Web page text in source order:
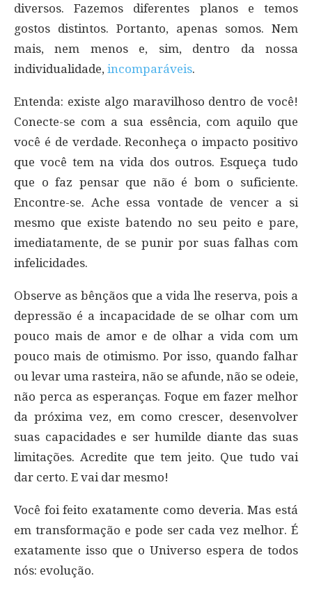
diversos. Fazemos diferentes planos e temos
gostos distintos. Portanto, apenas somos. Nem
mais, nem menos e, sim, dentro da nossa
individualidade, incomparáveis.
Entenda: existe algo maravilhoso dentro de você!
Conecte-se com a sua essência, com aquilo que
você é de verdade. Reconheça o impacto positivo
que você tem na vida dos outros. Esqueça tudo
que o faz pensar que não é bom o suficiente.
Encontre-se. Ache essa vontade de vencer a si
mesmo que existe batendo no seu peito e pare,
imediatamente, de se punir por suas falhas com
infelicidades.
Observe as bênçãos que a vida lhe reserva, pois a
depressão é a incapacidade de se olhar com um
pouco mais de amor e de olhar a vida com um
pouco mais de otimismo. Por isso, quando falhar
ou levar uma rasteira, não se afunde, não se odeie,
não perca as esperanças. Foque em fazer melhor
da próxima vez, em como crescer, desenvolver
suas capacidades e ser humilde diante das suas
limitações. Acredite que tem jeito. Que tudo vai
dar certo. E vai dar mesmo!
Você foi feito exatamente como deveria. Mas está
em transformação e pode ser cada vez melhor. É
exatamente isso que o Universo espera de todos
nós: evolução.